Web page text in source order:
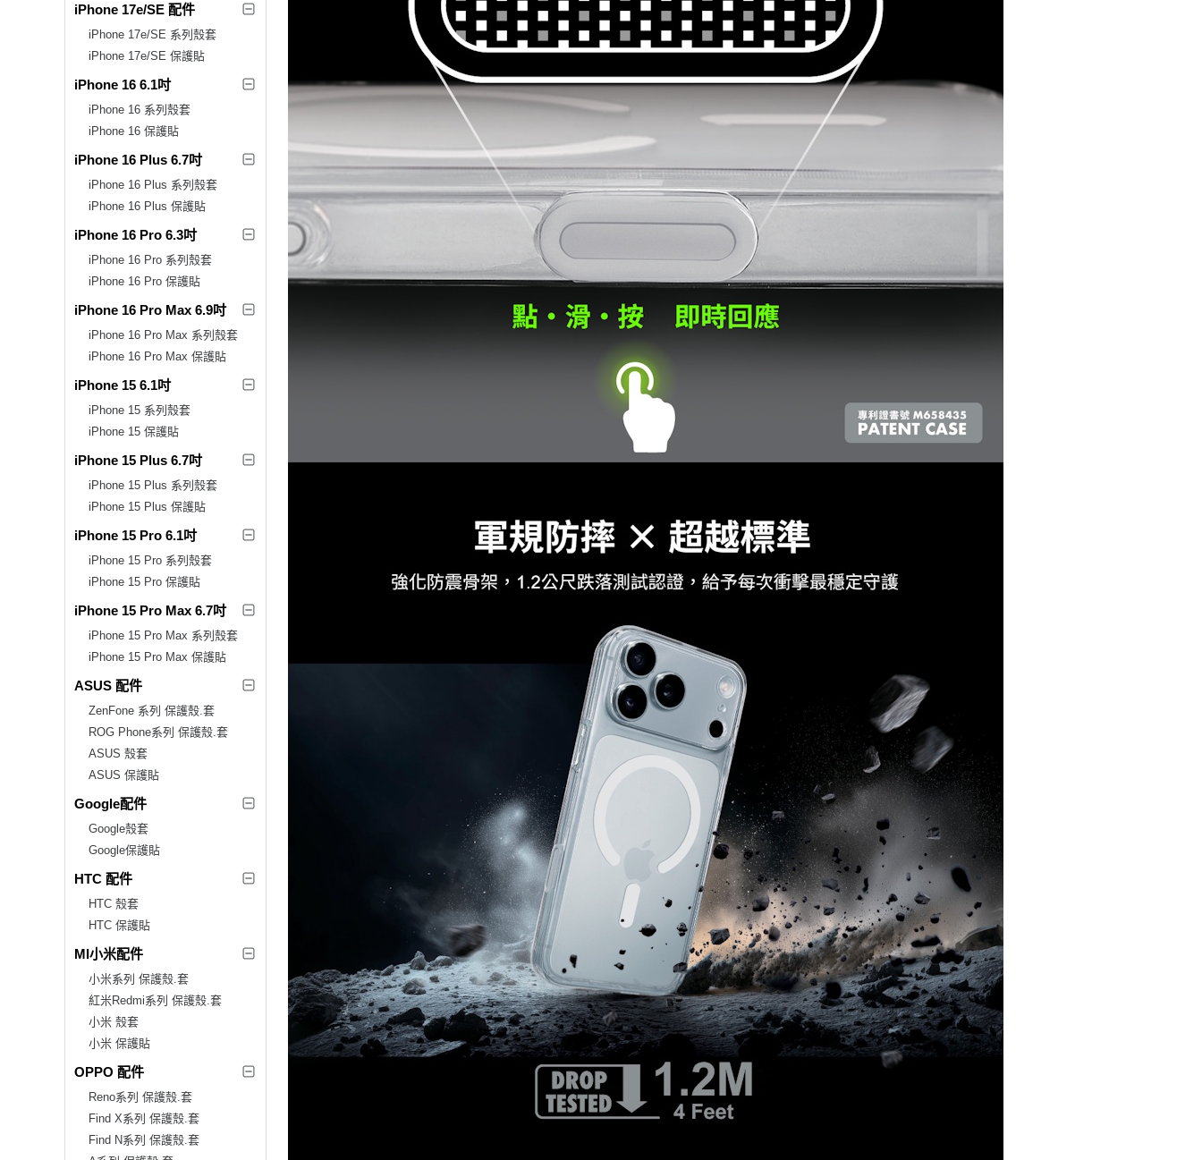
iPhone 17e/SE 配件
iPhone 17e/SE 系列殼套
iPhone 17e/SE 保護貼
iPhone 16 6.1吋
iPhone 16 系列殼套
iPhone 16 保護貼
iPhone 16 Plus 6.7吋
iPhone 16 Plus 系列殼套
iPhone 16 Plus 保護貼
iPhone 16 Pro 6.3吋
iPhone 16 Pro 系列殼套
iPhone 16 Pro 保護貼
iPhone 16 Pro Max 6.9吋
iPhone 16 Pro Max 系列殼套
iPhone 16 Pro Max 保護貼
iPhone 15 6.1吋
iPhone 15 系列殼套
iPhone 15 保護貼
iPhone 15 Plus 6.7吋
iPhone 15 Plus 系列殼套
iPhone 15 Plus 保護貼
iPhone 15 Pro 6.1吋
iPhone 15 Pro 系列殼套
iPhone 15 Pro 保護貼
iPhone 15 Pro Max 6.7吋
iPhone 15 Pro Max 系列殼套
iPhone 15 Pro Max 保護貼
ASUS 配件
ZenFone 系列 保護殼.套
ROG Phone系列 保護殼.套
ASUS 殼套
ASUS 保護貼
Google配件
Google殼套
Google保護貼
HTC 配件
HTC 殼套
HTC 保護貼
MI小米配件
小米系列 保護殼.套
紅米Redmi系列 保護殼.套
小米 殼套
小米 保護貼
OPPO 配件
Reno系列 保護殼.套
Find X系列 保護殼.套
Find N系列 保護殼.套